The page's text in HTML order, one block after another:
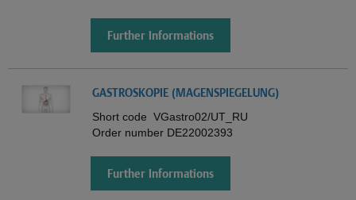
Further Informations
GASTROSKOPIE (MAGENSPIEGELUNG)
Short code VGastro02/UT_RU
Order number DE22002393
Further Informations